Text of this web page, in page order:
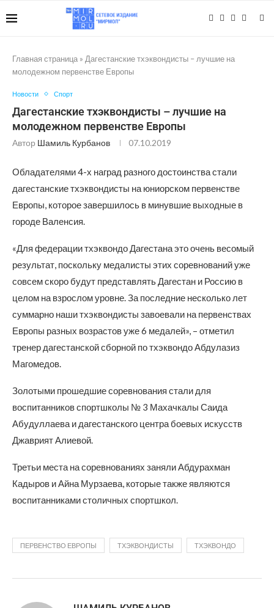
Главная страница » Дагестанские тхэквондисты – лучшие на
молодежном первенстве Европы
Новости Спорт
Дагестанские тхэквондисты – лучшие на
молодежном первенстве Европы
Автор Шамиль Курбанов 07.10.2019
Обладателями 4-х наград разного достоинства стали
дагестанские тхэквондисты на юниорском первенстве
Европы, которое завершилось в минувшие выходные в
городе Валенсия.
«Для федерации тхэквондо Дагестана это очень весомый
результат, поскольку медалисты этих соревнований уже
совсем скоро будут представлять Дагестан и Россию в
целом на взрослом уровне. За последние несколько лет
суммарно наши тхэквондисты завоевали на первенствах
Европы разных возрастов уже 6 медалей», – отметил
тренер дагестанской сборной по тхэквондо Абдулазиз
Магомедов.
Золотыми прошедшие соревнования стали для
воспитанников спортшколы № 3 Махачкалы Саида
Абудуллаева и дагестанского центра боевых искусств
Джаврият Алиевой.
Третьи места на соревнованиях заняли Абдурахман
Кадыров и Айна Мурзаева, которые также являются
воспитанниками столичных спортшкол.
ПЕРВЕНСТВО ЕВРОПЫ ТХЭКВОНДИСТЫ ТХЭКВОНДО